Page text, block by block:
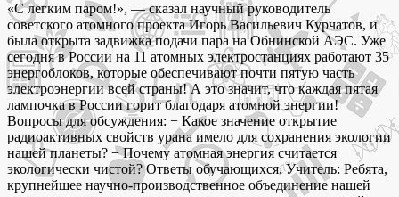
«С легким паром!», — сказал научный руководитель
советского атомного проекта Игорь Васильевич Курчатов, и
была открыта задвижка подачи пара на Обнинской АЭС. Уже
сегодня в России на 11 атомных электростанциях работают 35
энергоблоков, которые обеспечивают почти пятую часть
электроэнергии всей страны! А это значит, что каждая пятая
лампочка в России горит благодаря атомной энергии!
Вопросы для обсуждения: − Какое значение открытие
радиоактивных свойств урана имело для сохранения экологии
нашей планеты? − Почему атомная энергия считается
экологически чистой? Ответы обучающихся. Учитель: Ребята,
крупнейшее научно-производственное объединение нашей